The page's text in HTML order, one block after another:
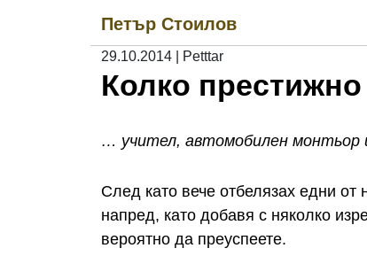
Петър Стоилов
29.10.2014 Petttar
Колко
… учител, автомобилен монтьор
След като вече отбелязах едни
напред, като добавя с няколко
вероятно да преуспеете.